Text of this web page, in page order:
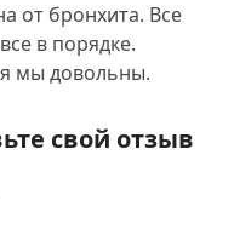
от бронхита. Все
в порядке.
мы довольны.
свой отзыв